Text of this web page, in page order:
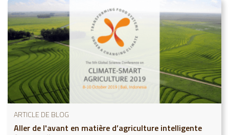
ARTICLE DE BLOG
Aller de l'avant en matière d’agriculture intelligente